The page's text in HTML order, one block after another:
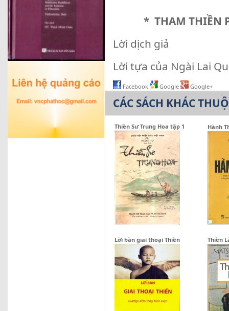
* THAM THIỀN
Lời dịch giả
Lời tựa của Ngài Lai
Facebook Google Google+
CÁC SÁCH KHÁC
Thiền Sư Trung Hoa tập 1 Hành
Lời bàn giai thoại Thiền Thiền